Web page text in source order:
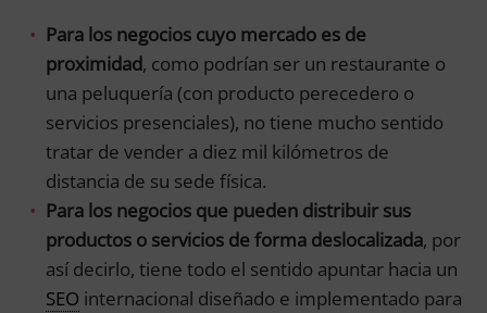
Para los negocios cuyo mercado es de
proximidad, como podrían ser un restaurante o
una peluquería (con producto perecedero o
servicios presenciales), no tiene mucho sentido
tratar de vender a diez mil kilómetros de
distancia de su sede física.
Para los negocios que pueden distribuir sus
productos o servicios de forma deslocalizada, por
así decirlo, tiene todo el sentido apuntar hacia un
SEO internacional diseñado e implementado para